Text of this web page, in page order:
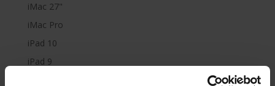
iMac 27"
iMac Pro
iPad 10
iPad 9